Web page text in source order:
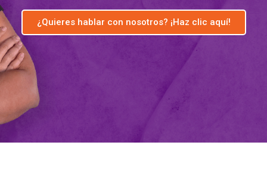
¿Quieres hablar con nosotros? ¡Haz clic aquí!